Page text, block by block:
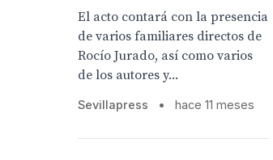
El acto contará con la presencia
de varios familiares directos de
Rocío Jurado, así como varios
de los autores y...
Sevillapress • hace 11 meses